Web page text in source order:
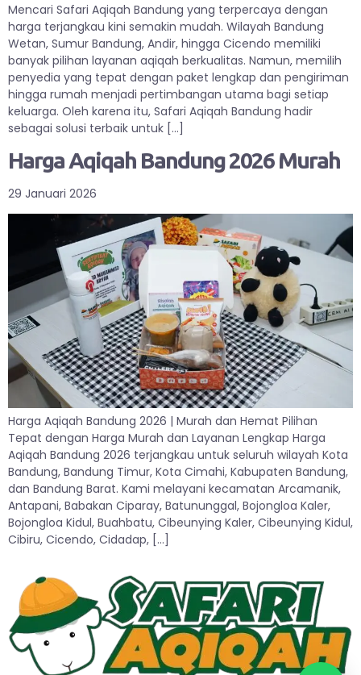
Mencari Safari Aqiqah Bandung yang terpercaya dengan
harga terjangkau kini semakin mudah. Wilayah Bandung
Wetan, Sumur Bandung, Andir, hingga Cicendo memiliki
banyak pilihan layanan aqiqah berkualitas. Namun, memilih
penyedia yang tepat dengan paket lengkap dan pengiriman
hingga rumah menjadi pertimbangan utama bagi setiap
keluarga. Oleh karena itu, Safari Aqiqah Bandung hadir
sebagai solusi terbaik untuk […]
Harga Aqiqah Bandung 2026 Murah
29 Januari 2026
Harga Aqiqah Bandung 2026 | Murah dan Hemat Pilihan
Tepat dengan Harga Murah dan Layanan Lengkap Harga
Aqiqah Bandung 2026 terjangkau untuk seluruh wilayah Kota
Bandung, Bandung Timur, Kota Cimahi, Kabupaten Bandung,
dan Bandung Barat. Kami melayani kecamatan Arcamanik,
Antapani, Babakan Ciparay, Batununggal, Bojongloa Kaler,
Bojongloa Kidul, Buahbatu, Cibeunying Kaler, Cibeunying Kidul,
Cibiru, Cicendo, Cidadap, […]